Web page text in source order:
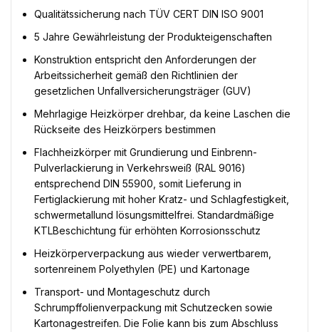
Qualitätssicherung nach TÜV CERT DIN ISO 9001
5 Jahre Gewährleistung der Produkteigenschaften
Konstruktion entspricht den Anforderungen der
Arbeitssicherheit gemäß den Richtlinien der
gesetzlichen Unfallversicherungsträger (GUV)
Mehrlagige Heizkörper drehbar, da keine Laschen die
Rückseite des Heizkörpers bestimmen
Flachheizkörper mit Grundierung und Einbrenn-
Pulverlackierung in Verkehrsweiß (RAL 9016)
entsprechend DIN 55900, somit Lieferung in
Fertiglackierung mit hoher Kratz- und Schlagfestigkeit,
schwermetallund lösungsmittelfrei. Standardmäßige
KTLBeschichtung für erhöhten Korrosionsschutz
Heizkörperverpackung aus wieder verwertbarem,
sortenreinem Polyethylen (PE) und Kartonage
Transport- und Montageschutz durch
Schrumpffolienverpackung mit Schutzecken sowie
Kartonagestreifen. Die Folie kann bis zum Abschluss